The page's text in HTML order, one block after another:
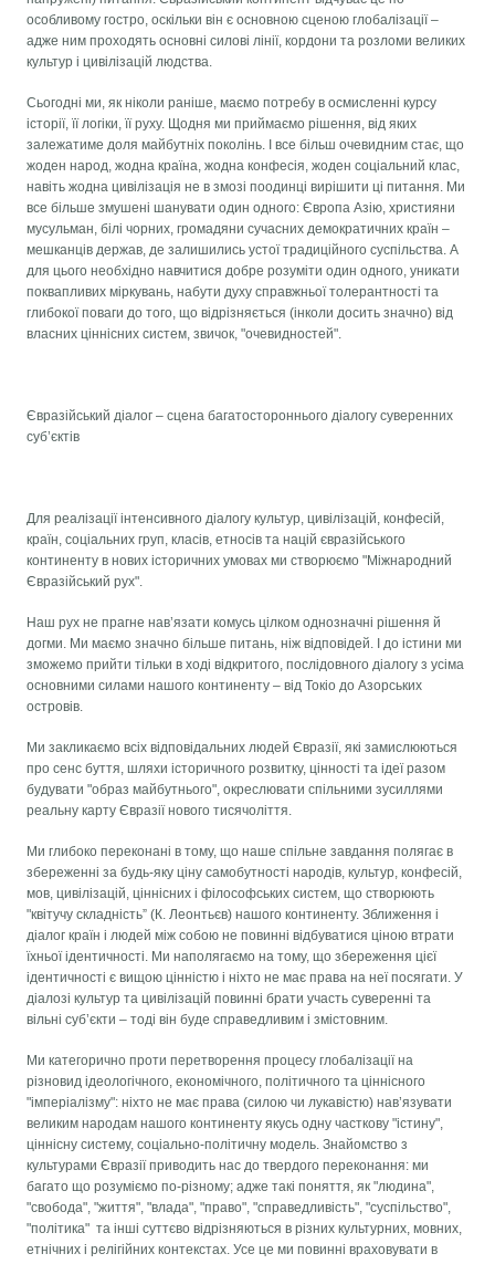
особливому гостро, оскільки він є основною сценою глобалізації –
адже ним проходять основні силові лінії, кордони та розломи великих
культур і цивілізацій людства.
Сьогодні ми, як ніколи раніше, маємо потребу в осмисленні курсу
історії, її логіки, її руху. Щодня ми приймаємо рішення, від яких
залежатиме доля майбутніх поколінь. І все більш очевидним стає, що
жоден народ, жодна країна, жодна конфесія, жоден соціальний клас,
навіть жодна цивілізація не в змозі поодинці вирішити ці питання. Ми
все більше змушені шанувати один одного: Європа Азію, християни
мусульман, білі чорних, громадяни сучасних демократичних країн –
мешканців держав, де залишились устої традиційного суспільства. А
для цього необхідно навчитися добре розуміти один одного, уникати
поквапливих міркувань, набути духу справжньої толерантності та
глибокої поваги до того, що відрізняється (інколи досить значно) від
власних ціннісних систем, звичок, "очевидностей".
Євразійський діалог – сцена багатостороннього діалогу суверенних
суб’єктів
Для реалізації інтенсивного діалогу культур, цивілізацій, конфесій,
країн, соціальних груп, класів, етносів та націй євразійського
континенту в нових історичних умовах ми створюємо "Міжнародний
Євразійський рух".
Наш рух не прагне нав’язати комусь цілком однозначні рішення й
догми. Ми маємо значно більше питань, ніж відповідей. І до істини ми
зможемо прийти тільки в ході відкритого, послідовного діалогу з усіма
основними силами нашого континенту – від Токіо до Азорських
островів.
Ми закликаємо всіх відповідальних людей Євразії, які замислюються
про сенс буття, шляхи історичного розвитку, цінності та ідеї разом
будувати "образ майбутнього", окреслювати спільними зусиллями
реальну карту Євразії нового тисячоліття.
Ми глибоко переконані в тому, що наше спільне завдання полягає в
збереженні за будь-яку ціну самобутності народів, культур, конфесій,
мов, цивілізацій, ціннісних і філософських систем, що створюють
"квітучу складність” (К. Леонтьєв) нашого континенту. Зближення і
діалог країн і людей між собою не повинні відбуватися ціною втрати
їхньої ідентичності. Ми наполягаємо на тому, що збереження цієї
ідентичності є вищою цінністю і ніхто не має права на неї посягати. У
діалозі культур та цивілізацій повинні брати участь суверенні та
вільні суб’єкти – тоді він буде справедливим і змістовним.
Ми категорично проти перетворення процесу глобалізації на
різновид ідеологічного, економічного, політичного та ціннісного
"імперіалізму": ніхто не має права (силою чи лукавістю) нав’язувати
великим народам нашого континенту якусь одну часткову "істину",
ціннісну систему, соціально-політичну модель. Знайомство з
культурами Євразії приводить нас до твердого переконання: ми
багато що розуміємо по-різному; адже такі поняття, як "людина",
"свобода", "життя", "влада", "право", "справедливість", "суспільство",
"політика" та інші суттєво відрізняються в різних культурних, мовних,
етнічних і релігійних контекстах. Усе це ми повинні враховувати в